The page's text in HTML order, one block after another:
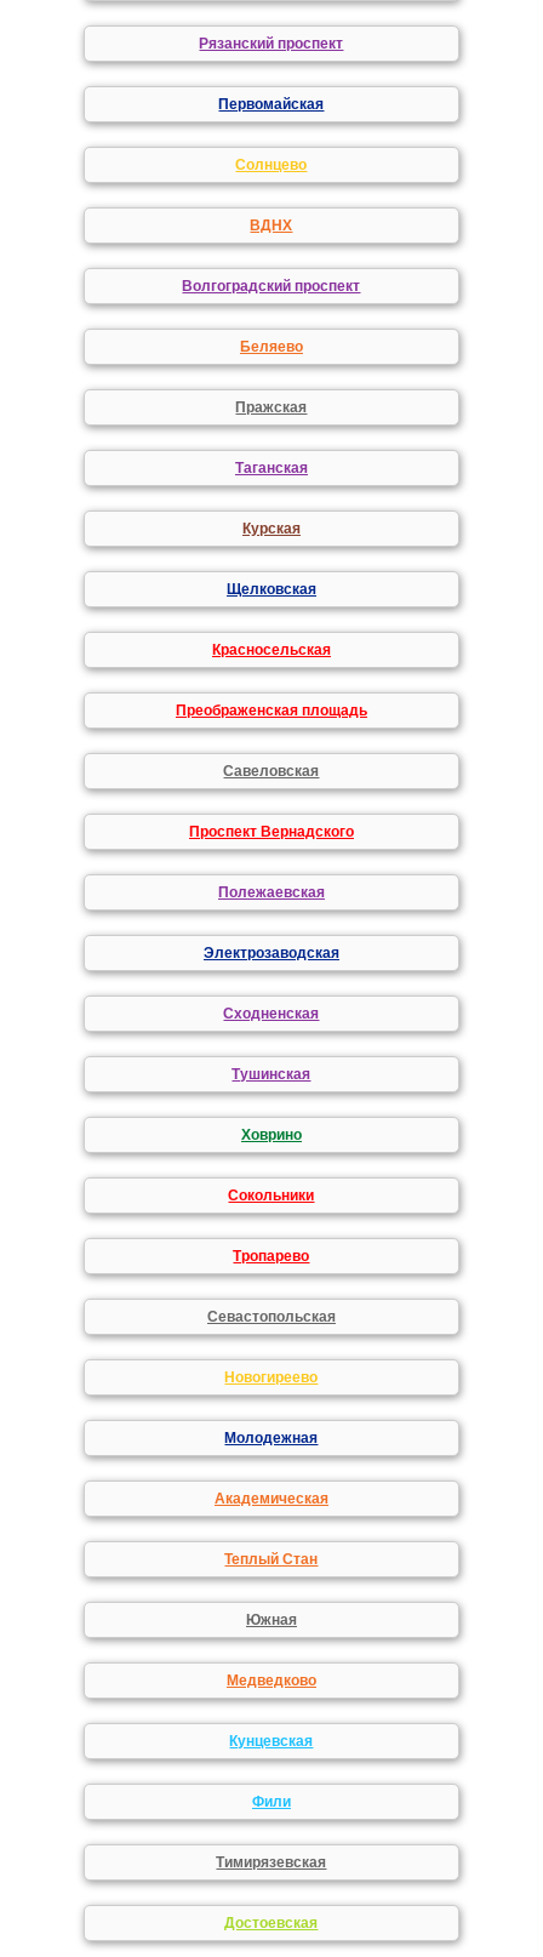
Рязанский проспект
Первомайская
Солнцево
ВДНХ
Волгоградский проспект
Беляево
Пражская
Таганская
Курская
Щелковская
Красносельская
Преображенская площадь
Савеловская
Проспект Вернадского
Полежаевская
Электрозаводская
Сходненская
Тушинская
Ховрино
Сокольники
Тропарево
Севастопольская
Новогиреево
Молодежная
Академическая
Теплый Стан
Южная
Медведково
Кунцевская
Фили
Тимирязевская
Достоевская